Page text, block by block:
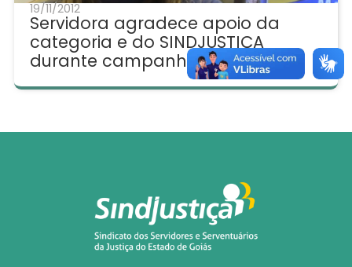
19/11/2012
Servidora agradece apoio da
categoria e do SINDJUSTIÇA
durante campanha